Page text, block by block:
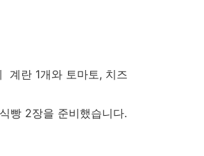
계란 1개와 토마토, 치즈
빵 2장을 준비했습니다.